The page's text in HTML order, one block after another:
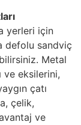
yerleri için
defolu sandviç
Metal
ve eksilerini,
çatı
çelik,
ve